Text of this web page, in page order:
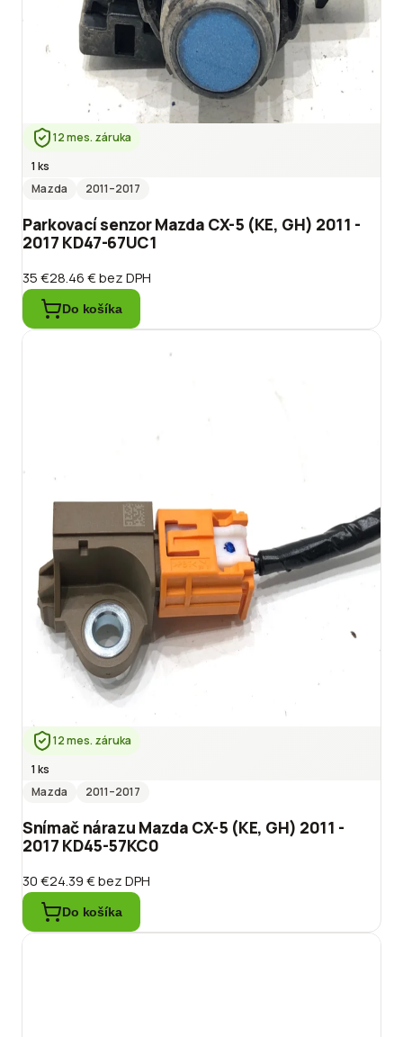
12 mes. záruka
1 ks
Mazda
2011–2017
Parkovací senzor Mazda CX-5 (KE, GH) 2011 -
2017 KD47-67UC1
35 €28.46 €bez DPH
Do košíka
12 mes. záruka
1 ks
Mazda
2011–2017
Snímač nárazu Mazda CX-5 (KE, GH) 2011 -
2017 KD45-57KC0
30 €24.39 €bez DPH
Do košíka